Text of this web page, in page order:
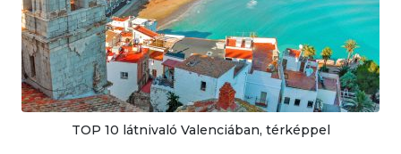
TOP 10 látnivaló Valenciában, térképpel